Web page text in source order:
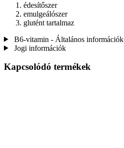
édesítőszer
emulgeálószer
glutént tartalmaz
B6-vitamin - Általános információk
Jogi információk
Kapcsolódó termékek